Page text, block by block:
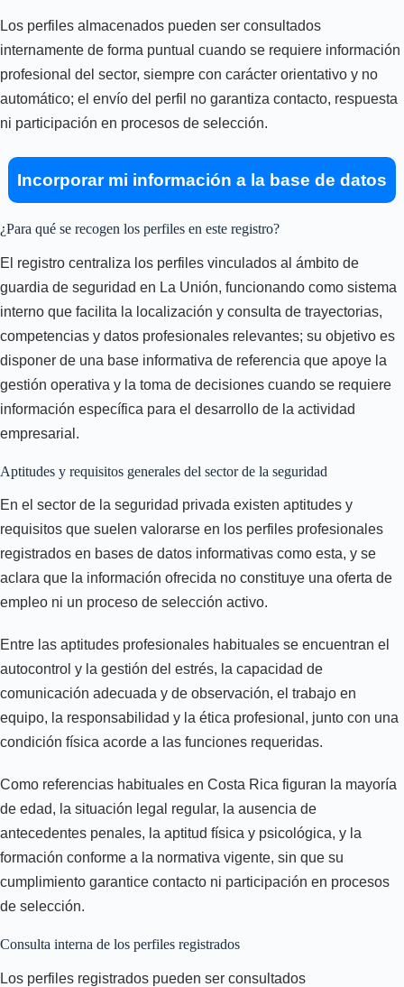
Los perfiles almacenados pueden ser consultados
internamente de forma puntual cuando se requiere información
profesional del sector, siempre con carácter orientativo y no
automático; el envío del perfil no garantiza contacto, respuesta
ni participación en procesos de selección.
Incorporar mi información a la base de datos
¿Para qué se recogen los perfiles en este registro?
El registro centraliza los perfiles vinculados al ámbito de
guardia de seguridad en La Unión, funcionando como sistema
interno que facilita la localización y consulta de trayectorias,
competencias y datos profesionales relevantes; su objetivo es
disponer de una base informativa de referencia que apoye la
gestión operativa y la toma de decisiones cuando se requiere
información específica para el desarrollo de la actividad
empresarial.
Aptitudes y requisitos generales del sector de la seguridad
En el sector de la seguridad privada existen aptitudes y
requisitos que suelen valorarse en los perfiles profesionales
registrados en bases de datos informativas como esta, y se
aclara que la información ofrecida no constituye una oferta de
empleo ni un proceso de selección activo.
Entre las aptitudes profesionales habituales se encuentran el
autocontrol y la gestión del estrés, la capacidad de
comunicación adecuada y de observación, el trabajo en
equipo, la responsabilidad y la ética profesional, junto con una
condición física acorde a las funciones requeridas.
Como referencias habituales en Costa Rica figuran la mayoría
de edad, la situación legal regular, la ausencia de
antecedentes penales, la aptitud física y psicológica, y la
formación conforme a la normativa vigente, sin que su
cumplimiento garantice contacto ni participación en procesos
de selección.
Consulta interna de los perfiles registrados
Los perfiles registrados pueden ser consultados